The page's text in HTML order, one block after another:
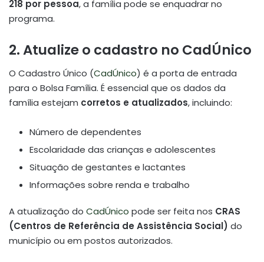
218 por pessoa, a família pode se enquadrar no
programa.
2. Atualize o cadastro no CadÚnico
O Cadastro Único (CadÚnico) é a porta de entrada
para o Bolsa Família. É essencial que os dados da
família estejam corretos e atualizados, incluindo:
Número de dependentes
Escolaridade das crianças e adolescentes
Situação de gestantes e lactantes
Informações sobre renda e trabalho
A atualização do CadÚnico pode ser feita nos CRAS
(Centros de Referência de Assistência Social) do
município ou em postos autorizados.